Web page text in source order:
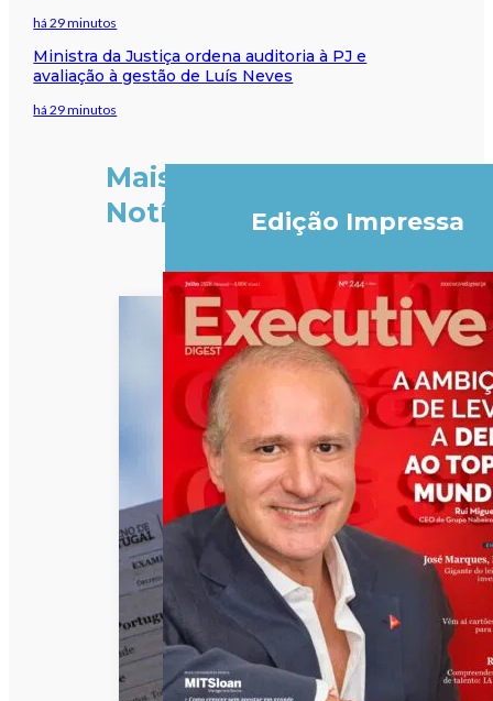
há 29 minutos
Ministra da Justiça ordena auditoria à PJ e
avaliação à gestão de Luís Neves
há 29 minutos
Mais
Notícias
Edição Impressa